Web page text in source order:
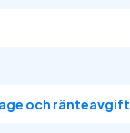
och ränteavgift